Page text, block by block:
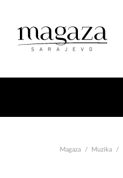
Magaza Muzika